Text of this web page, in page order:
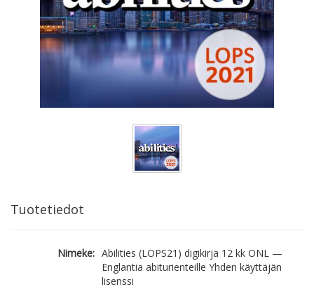
Tuotetiedot
Nimeke: Abilities (LOPS21) digikirja 12 kk ONL —
Englantia abiturienteille Yhden käyttäjän
lisenssi